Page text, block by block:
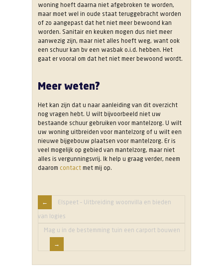
woning hoeft daarna niet afgebroken te worden,
maar moet wel in oude staat teruggebracht worden
of zo aangepast dat het niet meer bewoond kan
worden. Sanitair en keuken mogen dus niet meer
aanwezig zijn, maar niet alles hoeft weg, want ook
een schuur kan bv een wasbak o.i.d. hebben. Het
gaat er vooral om dat het niet meer bewoond wordt.
Meer weten?
Het kan zijn dat u naar aanleiding van dit overzicht
nog vragen hebt. U wilt bijvoorbeeld niet uw
bestaande schuur gebruiken voor mantelzorg. U wilt
uw woning uitbreiden voor mantelzorg of u wilt een
nieuwe bijgebouw plaatsen voor mantelzorg. Er is
veel mogelijk op gebied van mantelzorg, maar niet
alles is vergunningsvrij. Ik help u graag verder, neem
daarom contact met mij op.
Elspeet – Uitbreiding woonvilla en bieden
van logies
Mag u in de bestemming tuin een carport bouwen